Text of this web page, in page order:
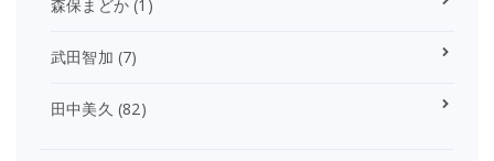
森保まどか (1)
武田智加 (7)
田中美久 (82)